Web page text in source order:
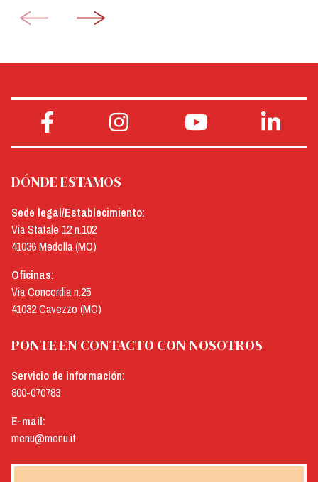
DÓNDE ESTAMOS
Sede legal/Establecimiento:
Via Statale 12 n.102
41036 Medolla (MO)
Oficinas:
Via Concordia n.25
41032 Cavezzo (MO)
PONTE EN CONTACTO CON NOSOTROS
Servicio de información:
800-070783
E-mail:
menu@menu.it